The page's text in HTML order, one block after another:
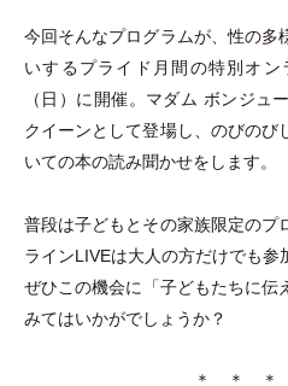
今回そんなプログラムが、性の多
いするプライド月間の特別オ
（ 日 ） に開催。マダム ボンジュ
クイーンとして登場し、のびのび
いての本の読み聞かせをします。
普段は子どもとその家族限定のプ
ラインLIVEは大人の方だけでも参
ぜひこの機会に
「子どもたちに伝
みてはいかがでしょうか？
＊ ＊ ＊